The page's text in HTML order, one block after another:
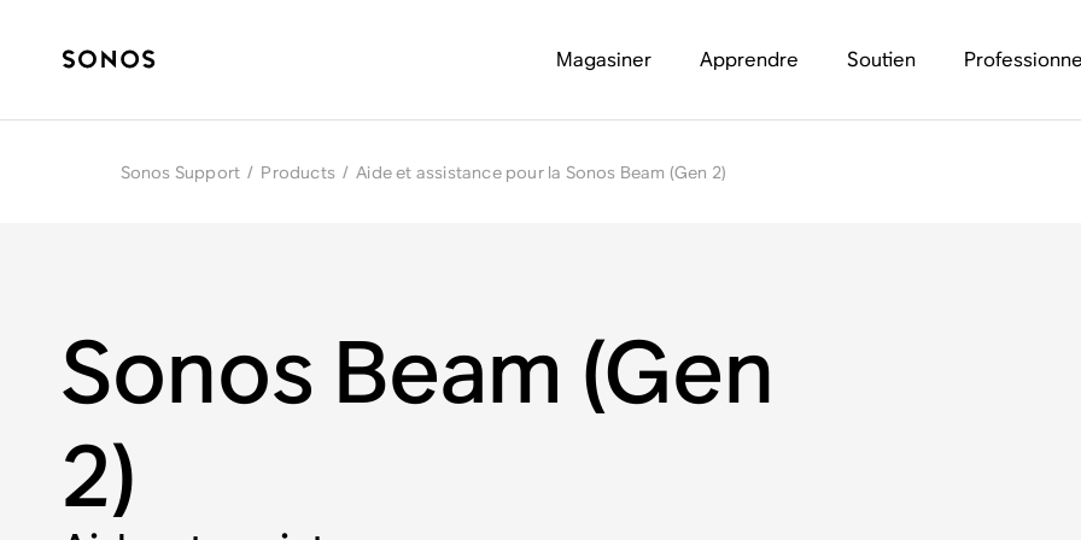
Magasiner Apprendre Soutien
Sonos Support / Products / Aide et assistance pour la Sonos Beam (Gen 2)
Sonos Beam (Gen
2)